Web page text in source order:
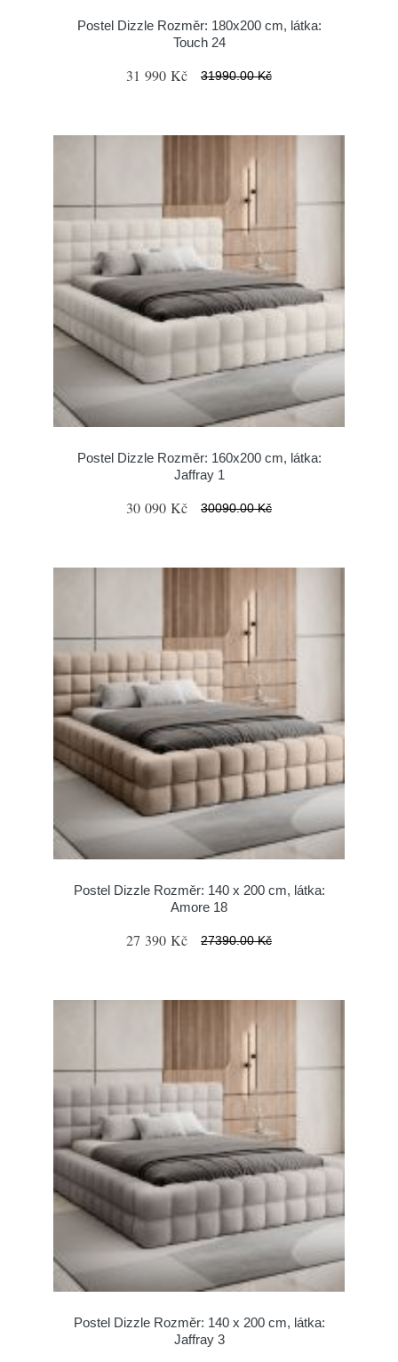
Postel Dizzle Rozměr: 180x200 cm, látka:
Touch 24
31 990 Kč 31990.00 Kč
Postel Dizzle Rozměr: 160x200 cm, látka:
Jaffray 1
30 090 Kč 30090.00 Kč
Postel Dizzle Rozměr: 140 x 200 cm, látka:
Amore 18
27 390 Kč 27390.00 Kč
Postel Dizzle Rozměr: 140 x 200 cm, látka:
Jaffray 3